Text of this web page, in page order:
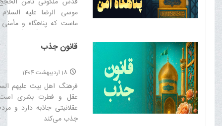
موسی الرضا علیه
ماست که پناهگاه و
آن امام همام علیه السلام
قانون جذب
18 اردیبهشت 1404
فرهنگ اهل بیت علیهم
عقل و فطرت بشری
عقلانیتی جاذبه دارد و
جذب می‌کند‌